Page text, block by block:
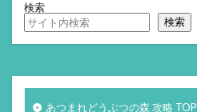
検索
検索
あつまれどうぶつの森 攻略 TOP